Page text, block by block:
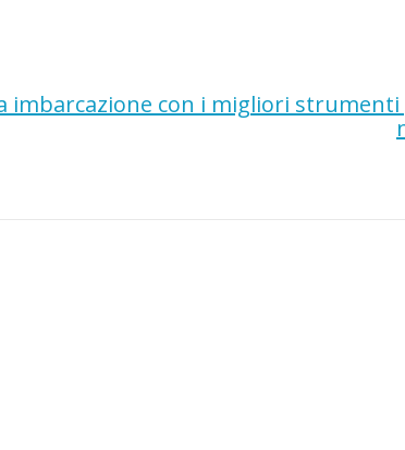
imbarcazione con i migliori